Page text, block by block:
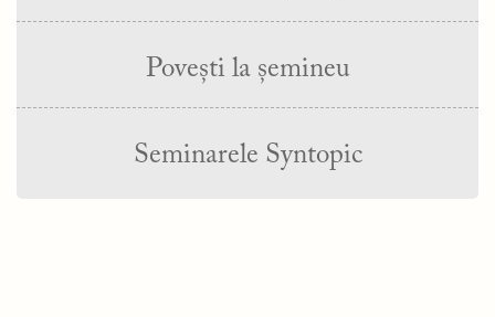
Povești la șemineu
Seminarele Syntopic